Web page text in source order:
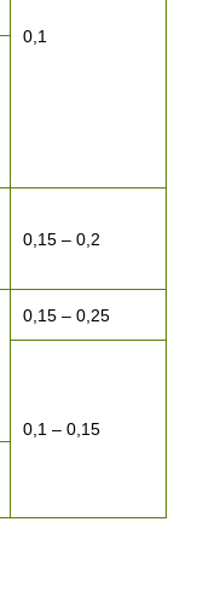
0,1
0,15 – 0,2
0,15 – 0,25
0,1 – 0,15